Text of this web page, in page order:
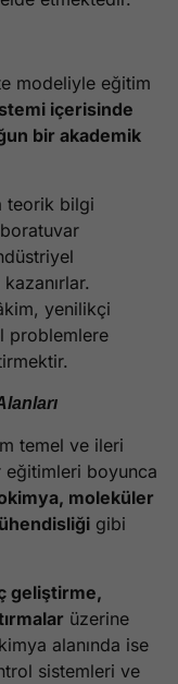
modeliyle eğitim
içerisinde
bir akademik
teorik bilgi
yenilikçi
problemlere
temel ve ileri
eğitimleri boyunca
moleküler
gibi
geliştirme,
üzerine
alanında ise
sistemleri ve